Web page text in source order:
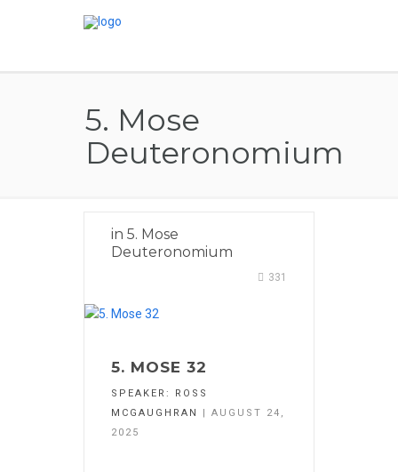
5. Mose
Deuteronomium
in 5. Mose
Deuteronomium
331
5. MOSE 32
SPEAKER:
ROSS
MCGAUGHRAN
| AUGUST 24,
2025